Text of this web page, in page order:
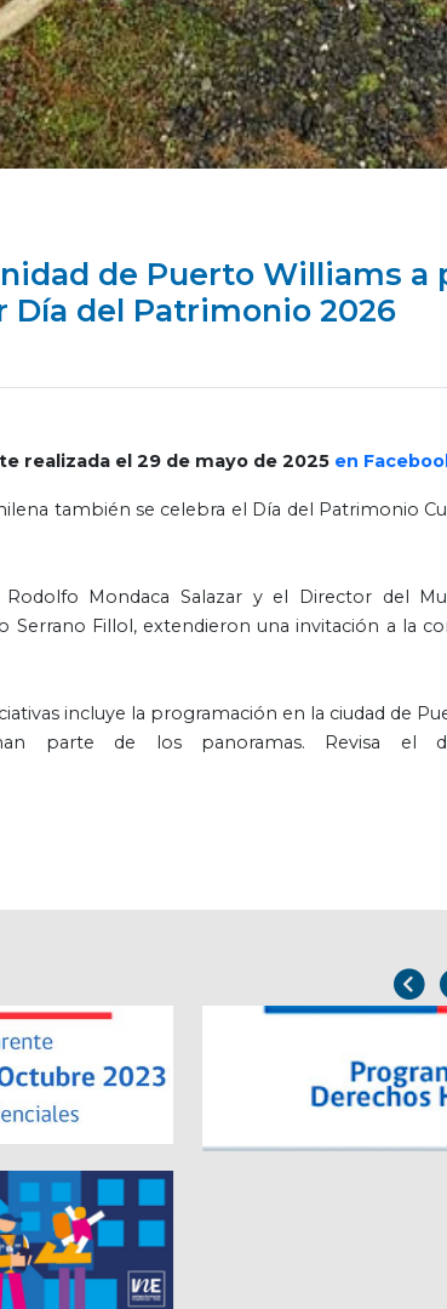
de Puerto Williams a
Día del Patrimonio 2026
realizada el 29 de mayo de 2025 en
también se celebra el Día del Patrimonio
Rodolfo Mondaca Salazar y el Director del
Serrano Fillol, extendieron una invitación a la
incluye la programación en la ciudad de
parte de los panoramas. Revisa el